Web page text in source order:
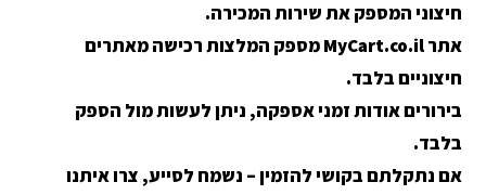
חיצוני המספק את שירות המכירה.
אתר MyCart.co.il מספק המלצות רכישה מאתרים
חיצוניים בלבד.
בירורים אודות זמני אספקה, ניתן לעשות מול הספק
בלבד.
אם נתקלתם בקושי להזמין – נשמח לסייע, צרו איתנו